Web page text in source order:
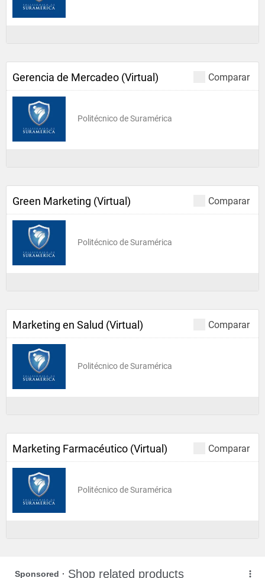
Comparar
Gerencia de Mercadeo (Virtual)
Politécnico de Suramérica
Comparar
Green Marketing (Virtual)
Politécnico de Suramérica
Comparar
Marketing en Salud (Virtual)
Politécnico de Suramérica
Comparar
Marketing Farmacéutico (Virtual)
Politécnico de Suramérica